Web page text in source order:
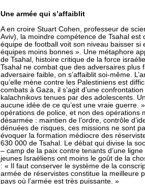
Une armée qui s’affaiblit
A en croire Stuart Cohen, professeur de
Aviv), la moindre compétence de Tsahal est
équipe de football voit son niveau baisser
équipes moins bonnes ». Une métaphore
de Tsahal, histoire critique de la force
Tsahal ne combat que des adversaires plus
adversaire faible, on s’affaiblit soi-même.
qu’elle mène contre les Palestiniens est
combats à Gaza, il s’agit d’une
kalachnikovs tenues par des adolescents.
aucune idée de ce qu’est une vraie guerre.
opérations de police, et non des opérations
désarmée : maintien de l’ordre, contrôle
dénuées de risques, ces missions ne sont
évoquer la formation médiocre des
630 000 de Tsahal. Le débat qui divise la
– camp de la paix contre tenants d’une
jeunes Israéliens ont moins le goût de la
: « Il faut conserver le système de la
armée de réservistes constitue la meilleure
pays où l’armée est très puissante. »